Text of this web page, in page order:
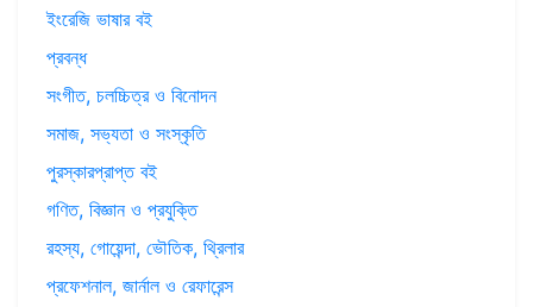
ইংরেজি ভাষার বই
প্রবন্ধ
সংগীত, চলচ্চিত্র ও বিনোদন
সমাজ, সভ্যতা ও সংস্কৃতি
পুরস্কারপ্রাপ্ত বই
গণিত, বিজ্ঞান ও প্রযুক্তি
রহস্য, গোয়েন্দা, ভৌতিক, থ্রিলার
প্রফেশনাল, জার্নাল ও রেফারেন্স